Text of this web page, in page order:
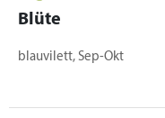
Blüte
blauvilett, Sep-Okt